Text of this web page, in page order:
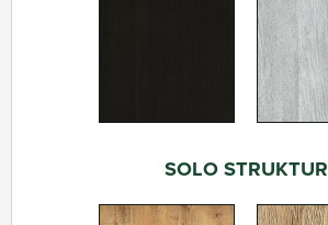
SOLO STRUKTUR